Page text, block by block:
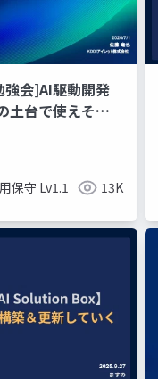
会]AI駆動開発
土台で使えそう
保守 Lv1.1 13K